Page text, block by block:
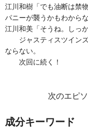
江川和樹「でも油断は禁
パニーが襲うかもわからな
江川和美「そうね。しっ
ジャスティスツインズ
ならない。
次回に続く！
次のエピ
成分キーワード